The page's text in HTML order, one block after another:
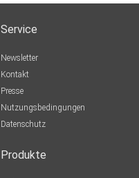
Service
Newsletter
Kontakt
Presse
Nutzungsbedingungen
Datenschutz
Produkte